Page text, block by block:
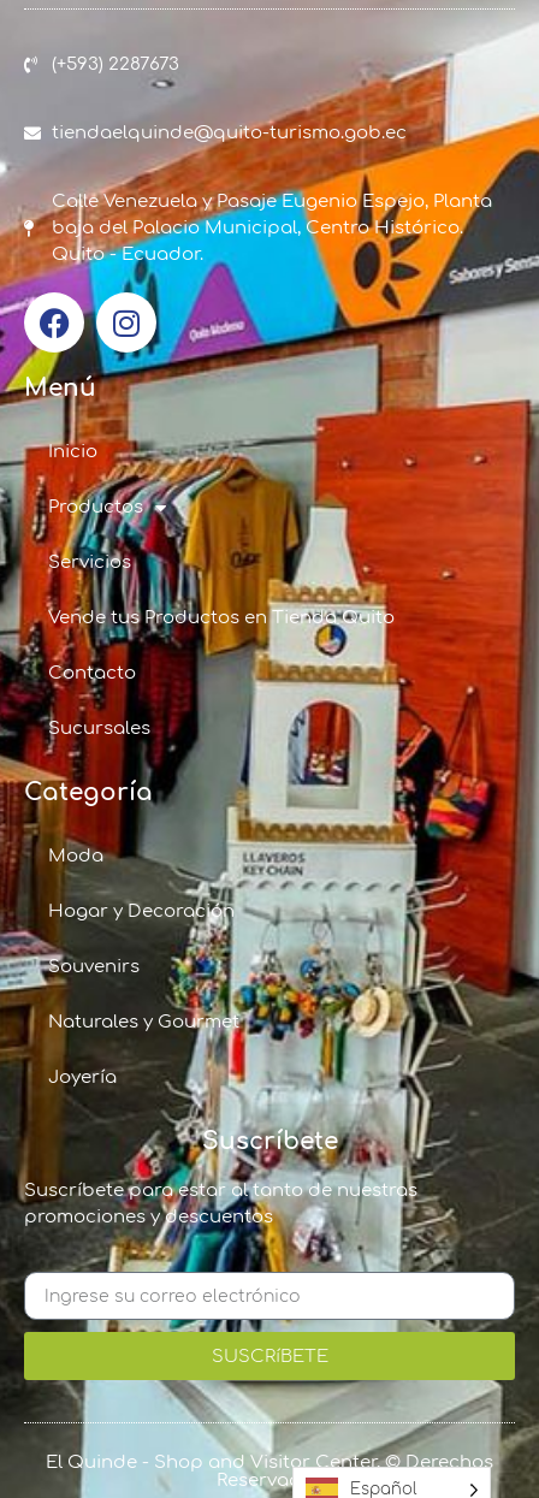
(+593) 2287673
tiendaelquinde@quito-turismo.gob.ec
Calle Venezuela y Pasaje Eugenio Espejo, Planta
baja del Palacio Municipal, Centro Histórico.
Quito - Ecuador.
Menú
Inicio
Productos
Servicios
Vende tus Productos en Tienda Quito
Contacto
Sucursales
Categoría
Moda
Hogar y Decoración
Souvenirs
Naturales y Gourmet
Joyería
Suscríbete
Suscríbete para estar al tanto de nuestras
promociones y descuentos
SUSCRíBETE
El Quinde - Shop and Visitor Center, © Derechos
Reservados
Español